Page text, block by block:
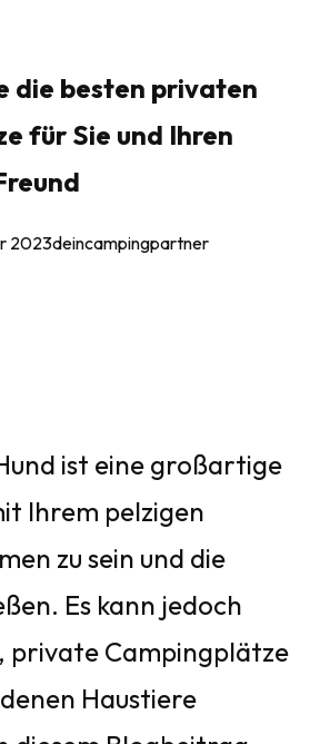
die besten privaten
für Sie und Ihren
2023deincampingpartner
ist eine großartige
Ihrem pelzigen
zu sein und die
Es kann jedoch
private Campingplätze
Haustiere